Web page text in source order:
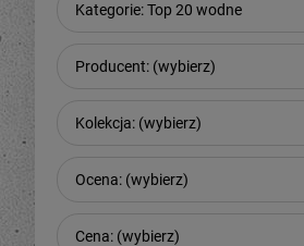
Kategorie: Top 20 wodne
Producent: (wybierz)
Kolekcja: (wybierz)
Ocena: (wybierz)
Cena: (wybierz)